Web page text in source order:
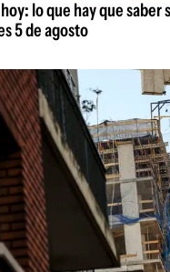
lo que hay que
5 de agosto